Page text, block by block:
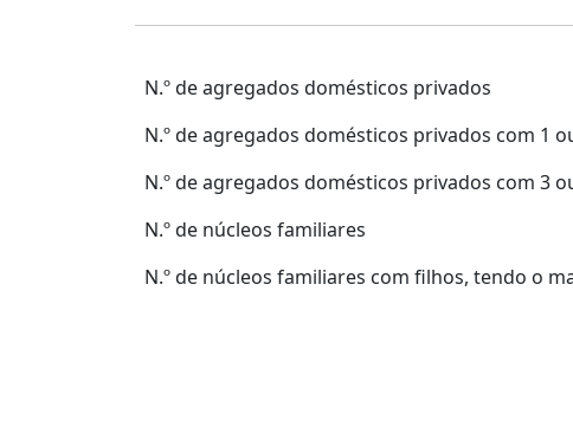
N.º de agregados domésticos privados
N.º de agregados domésticos privados com 1
N.º de agregados domésticos privados com 3
N.º de núcleos familiares
N.º de núcleos familiares com filhos, tendo o